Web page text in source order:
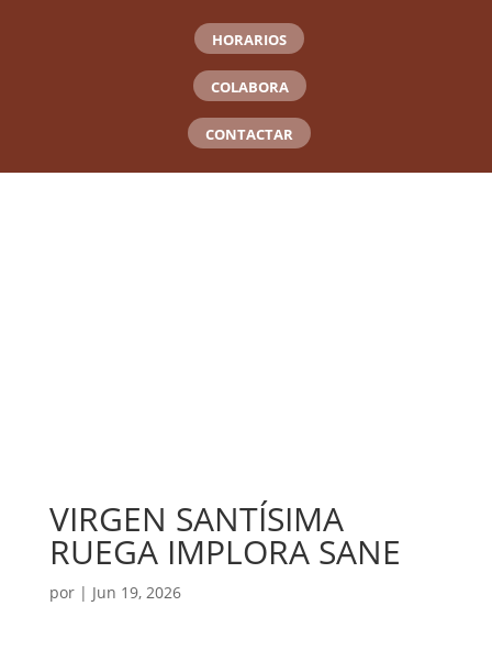
HORARIOS
COLABORA
CONTACTAR
VIRGEN SANTÍSIMA
RUEGA IMPLORA SANE
por | Jun 19, 2026